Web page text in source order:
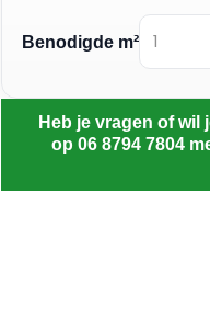
Benodigde m²
Heb je vragen of
op 06 8794 7804